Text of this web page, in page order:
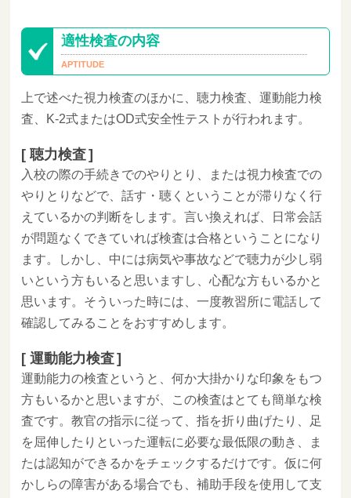
適性検査の内容
上で述べた視力検査のほかに、聴力検査、運動能力検
査、K-2式またはOD式安全性テストが行われます。
聴力検査
入校の際の手続きでのやりとり、または視力検査での
やりとりなどで、話す・聴くということが滞りなく行
えているかの判断をします。言い換えれば、日常会話
が問題なくできていれば検査は合格ということになり
ます。しかし、中には病気や事故などで聴力が少し弱
いという方もいると思いますし、心配な方もいるかと
思います。そういった時には、一度教習所に電話して
確認してみることをおすすめします。
運動能力検査
運動能力の検査というと、何か大掛かりな印象をもつ
方もいるかと思いますが、この検査はとても簡単な検
査です。教官の指示に従って、指を折り曲げたり、足
を屈伸したりといった運転に必要な最低限の動き、ま
たは認知ができるかをチェックするだけです。仮に何
かしらの障害がある場合でも、補助手段を使用して支